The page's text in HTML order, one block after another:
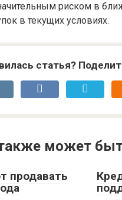
риском в
в текущих условиях.
статья?
может
продавать